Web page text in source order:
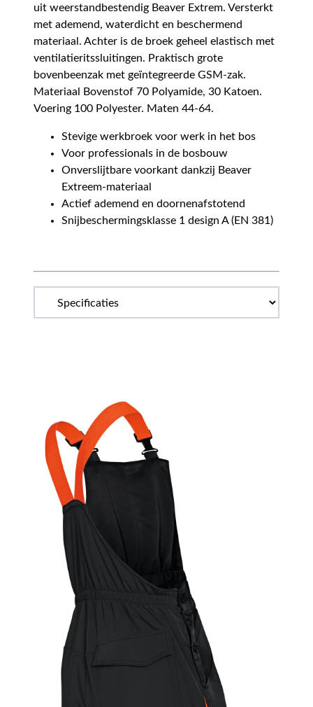
uit weerstandbestendig Beaver Extrem. Versterkt
met ademend, waterdicht en beschermend
materiaal. Achter is de broek geheel elastisch met
ventilatieritssluitingen. Praktisch grote
bovenbeenzak met geïntegreerde GSM-zak.
Materiaal Bovenstof 70 Polyamide, 30 Katoen.
Voering 100 Polyester. Maten 44-64.
Stevige werkbroek voor werk in het bos
Voor professionals in de bosbouw
Onverslijtbare voorkant dankzij Beaver
Extreem-materiaal
Actief ademend en doornenafstotend
Snijbeschermingsklasse 1 design A (EN 381)